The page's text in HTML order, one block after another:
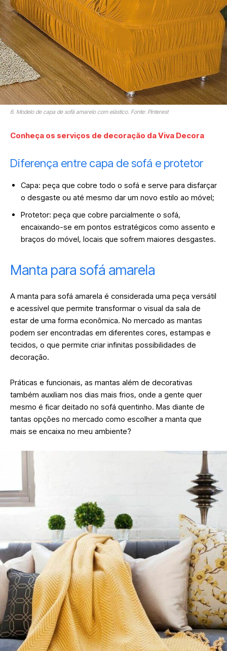
6. Modelo de capa de sofá amarelo com elástico. Fonte: Pinterest
Conheça os serviços de decoração da Viva Decora
Diferença entre capa de sofá e protetor
Capa: peça que cobre todo o sofá e serve para disfarçar
o desgaste ou até mesmo dar um novo estilo ao móvel;
Protetor: peça que cobre parcialmente o sofá,
encaixando-se em pontos estratégicos como assento e
braços do móvel, locais que sofrem maiores desgastes.
Manta para sofá amarela
A manta para sofá amarela é considerada uma peça versátil
e acessível que permite transformar o visual da sala de
estar de uma forma econômica. No mercado as mantas
podem ser encontradas em diferentes cores, estampas e
tecidos, o que permite criar infinitas possibilidades de
decoração.
Práticas e funcionais, as mantas além de decorativas
também auxiliam nos dias mais frios, onde a gente quer
mesmo é ficar deitado no sofá quentinho. Mas diante de
tantas opções no mercado como escolher a manta que
mais se encaixa no meu ambiente?